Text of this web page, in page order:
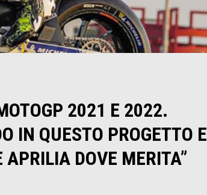
2021 E 2022.
IN QUESTO PROGETTO E
APRILIA DOVE MERITA”